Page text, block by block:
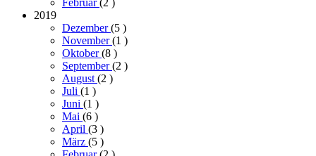
Februar(2 )
2019
Dezember(5 )
November(1 )
Oktober(8 )
September(2 )
August (2 )
Juli (1 )
Juni (1 )
Mai (6 )
April (3 )
März (5 )